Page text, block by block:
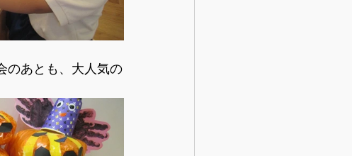
のあとも、大人気の